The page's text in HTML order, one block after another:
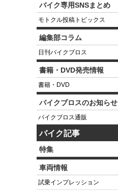
バイク専用SNSまとめ
モトクル投稿トピックス
編集部コラム
日刊バイクブロス
書籍・DVD発売情報
書籍・DVD
バイクブロスのお知らせ
バイクブロス通販
バイク記事
特集
車両情報
試乗インプレッション